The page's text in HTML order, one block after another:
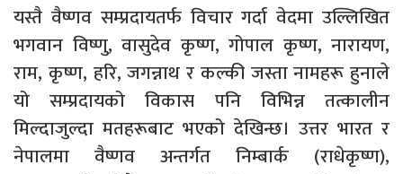
यस्तै वैष्णव सम्प्रदायतर्फ विचार गर्दा वेदमा उल्लिखित
भगवान विष्णु, वासुदेव कृष्ण, गोपाल कृष्ण, नारायण,
राम, कृष्ण, हरि, जगन्नाथ र कल्की जस्ता नामहरू हुनाले
यो सम्प्रदायको विकास पनि विभिन्न तत्कालीन
मिल्दाजुल्दा मतहरूबाट भएको देखिन्छ। उत्तर भारत र
नेपालमा वैष्णव अन्तर्गत निम्बार्क (राधेकृष्ण),